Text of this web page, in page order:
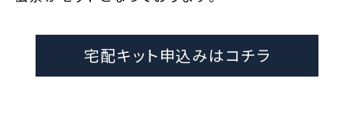
宅配キット申込みはコチラ